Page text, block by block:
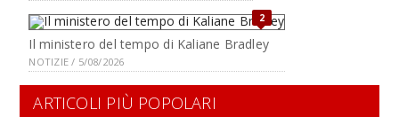
2
Il ministero del tempo di Kaliane Bradley
NOTIZIE / 5/08/2026
ARTICOLI PIÙ POPOLARI